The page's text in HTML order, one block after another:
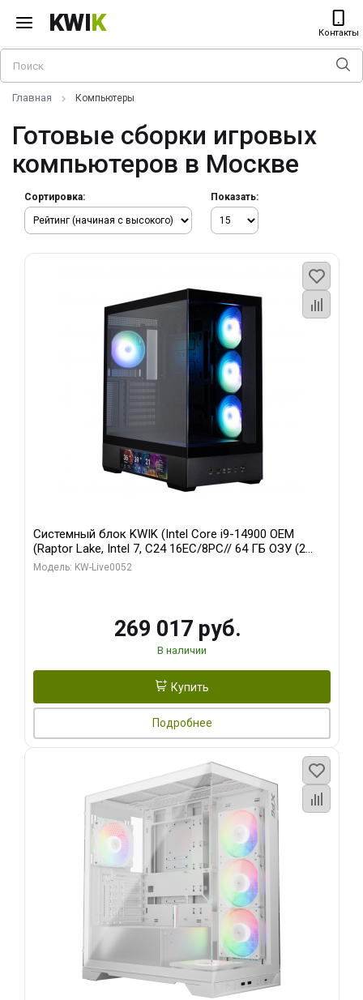
KWIK Контакты
Главная Компьютеры
Готовые сборки игровых
компьютеров в Москве
Сортировка: Показать:
Системный блок KWIK (Intel Core i9-14900 OEM
(Raptor Lake, Intel 7, C24 16EC/8PC// 64 ГБ ОЗУ (2
модуля)/ Palit RTX5080 GAMINGPRO OC 16GB GDDR7
Модель: KW-Live0052
269 017 руб.
В наличии
Купить
Подробнее